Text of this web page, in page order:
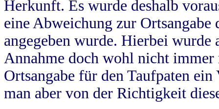
Herkunft. Es wurde deshalb
eine Abweichung zur
angegeben wurde. Hierbei wurde
Annahme doch wohl nicht
Ortsangabe für den Taufpaten
man aber von der Richtigkeit